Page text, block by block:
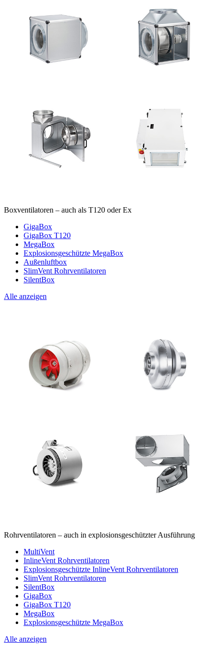
Boxventilatoren – auch als T120 oder Ex
GigaBox
GigaBox T120
MegaBox
Explosionsgeschützte MegaBox
Außenluftbox
SlimVent Rohrventilatoren
SilentBox
Alle anzeigen
Rohrventilatoren – auch in explosionsgeschützter Ausführung
MultiVent
InlineVent Rohrventilatoren
Explosionsgeschützte InlineVent Rohrventilatoren
SlimVent Rohrventilatoren
SilentBox
GigaBox
GigaBox T120
MegaBox
Explosionsgeschützte MegaBox
Alle anzeigen